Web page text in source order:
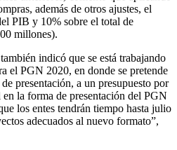
además de otros ajustes, el
PIB y 10% sobre el total de
millones).
indicó que se está trabajando
el PGN 2020, en donde se pretende
presentación, a un presupuesto por
la forma de presentación del PGN
los entes tendrán tiempo hasta julio
adecuados al nuevo formato”,